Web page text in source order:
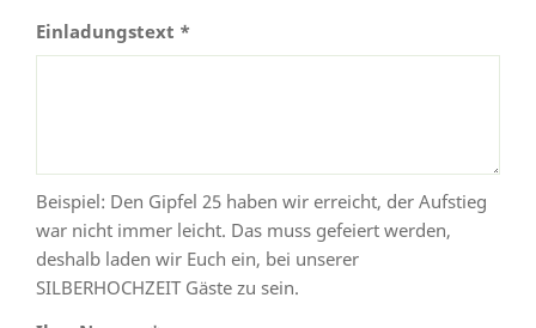
Einladungstext *
Beispiel: Den Gipfel 25 haben wir erreicht, der Aufstieg
war nicht immer leicht. Das muss gefeiert werden,
deshalb laden wir Euch ein, bei unserer
SILBERHOCHZEIT Gäste zu sein.